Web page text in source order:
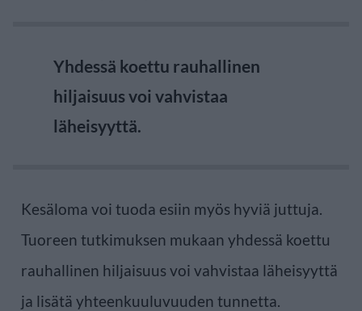
Yhdessä koettu rauhallinen
hiljaisuus voi vahvistaa
läheisyyttä.
Kesäloma voi tuoda esiin myös hyviä juttuja.
Tuoreen tutkimuksen mukaan yhdessä koettu
rauhallinen hiljaisuus voi vahvistaa läheisyyttä
ja lisätä yhteenkuuluvuuden tunnetta.